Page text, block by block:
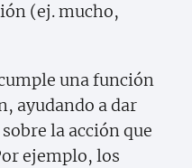
(ej. mucho,
una función
ayudando a dar
la acción que
ejemplo, los